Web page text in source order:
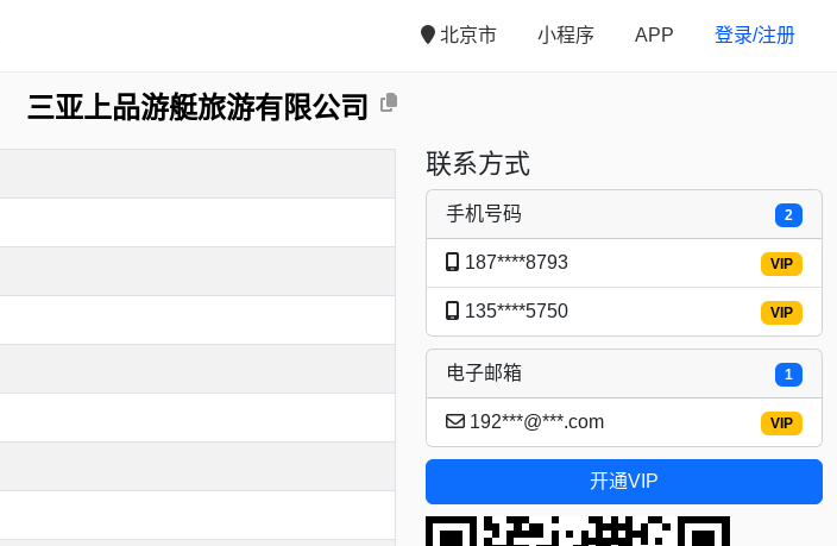
北京市 小程序 APP 登录/注册
三亚上品游艇旅游有限公司
联系方式
2
手机号码
VIP
187****8793
VIP
135****5750
1
电子邮箱
VIP
192***@***.com
开通VIP